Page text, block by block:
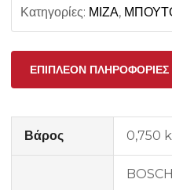
Κατηγορίες: ΜΙΖΑ,
ΕΠΙΠΛΈΟΝ ΠΛΗΡΟΦΟΡΊΕΣ
Βάρος 0,750
BOSCH